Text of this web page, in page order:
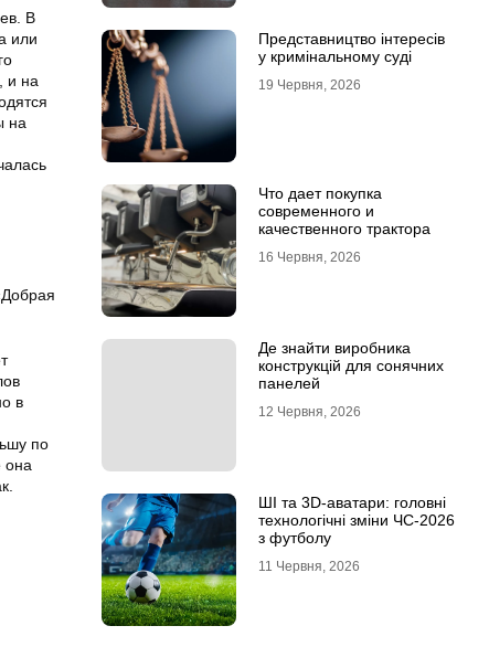
В
или
и на
на
в
по
она
Представництво інтересів
у кримінальному суді
19 Червня, 2026
Что дает покупка
современного и
качественного трактора
16 Червня, 2026
Де знайти виробника
конструкцій для сонячних
панелей
12 Червня, 2026
ШІ та 3D-аватари: головні
технологічні зміни ЧС-2026
з футболу
11 Червня, 2026